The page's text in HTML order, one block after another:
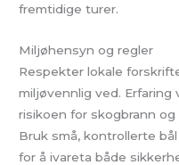
fremtidige turer.
Miljøhensyn og regler
Respekter lokale
miljøvennlig ved. Erfaring
risikoen for skogbrann
Bruk små, kontrollerte
for å ivareta både